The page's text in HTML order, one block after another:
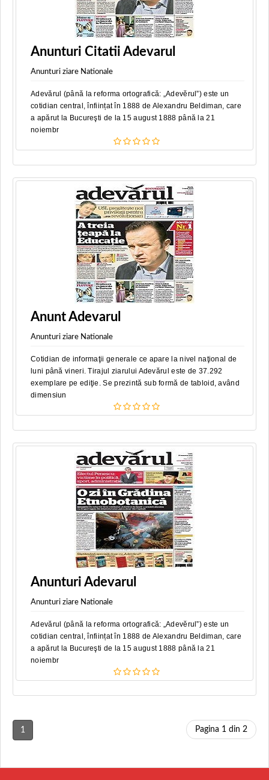
Anunturi Citatii Adevarul
Anunturi ziare Nationale
Adevărul (până la reforma ortografică: „Adevĕrul”) este un
cotidian central, înființat în 1888 de Alexandru Beldiman, care
a apărut la Bucureşti de la 15 august 1888 până la 21
noiembr
Anunt Adevarul
Anunturi ziare Nationale
Cotidian de informaţii generale ce apare la nivel naţional de
luni până vineri. Tirajul ziarului Adevărul este de 37.292
exemplare pe ediţie. Se prezintă sub formă de tabloid, având
dimensiun
Anunturi Adevarul
Anunturi ziare Nationale
Adevărul (până la reforma ortografică: „Adevĕrul”) este un
cotidian central, înființat în 1888 de Alexandru Beldiman, care
a apărut la Bucureşti de la 15 august 1888 până la 21
noiembr
1 Pagina 1 din 2